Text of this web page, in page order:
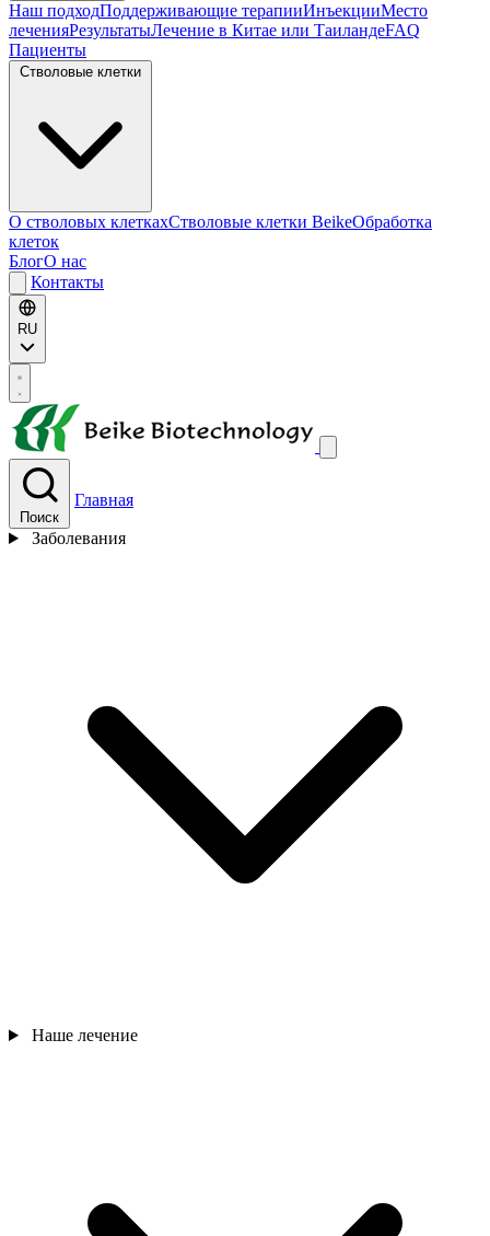
Наш подходПоддерживающие терапииИнъекцииМесто
леченияРезультатыЛечение в Китае или ТаиландеFAQ
Пациенты
О стволовых клеткахСтволовые клетки BeikeОбработка
клеток
БлогО нас
Контакты
RU
Поиск
Главная
Заболевания
Наше лечение